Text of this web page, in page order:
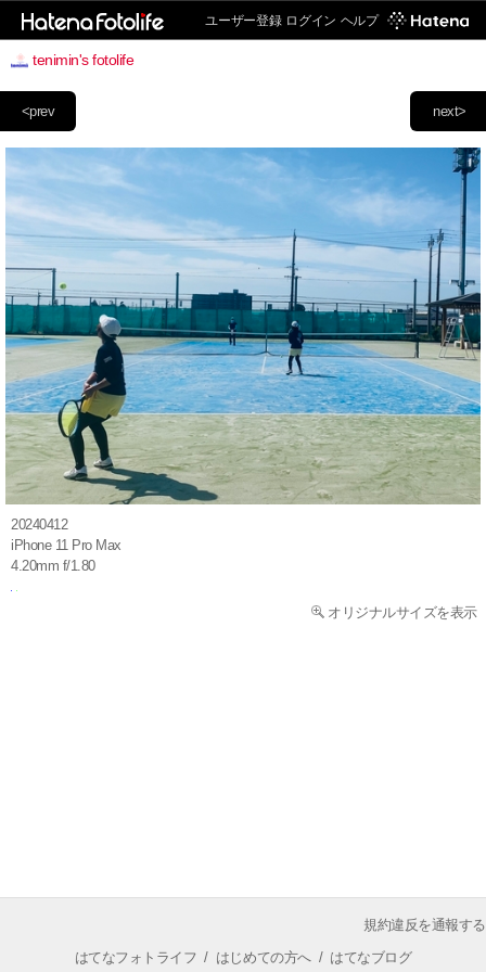
ユーザー登録 ログイン ヘルプ
tenimin's fotolife
next>
<prev
20240412
iPhone 11 Pro Max
4.20mm f/1.80
オリジナルサイズを表示
規約違反を通報する
はてなフォトライフ / はじめての方へ/ はてなブログ